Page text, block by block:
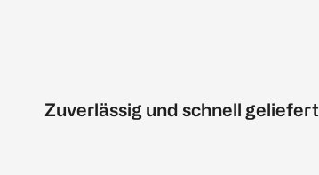
Zuverlässig und schnell geliefert